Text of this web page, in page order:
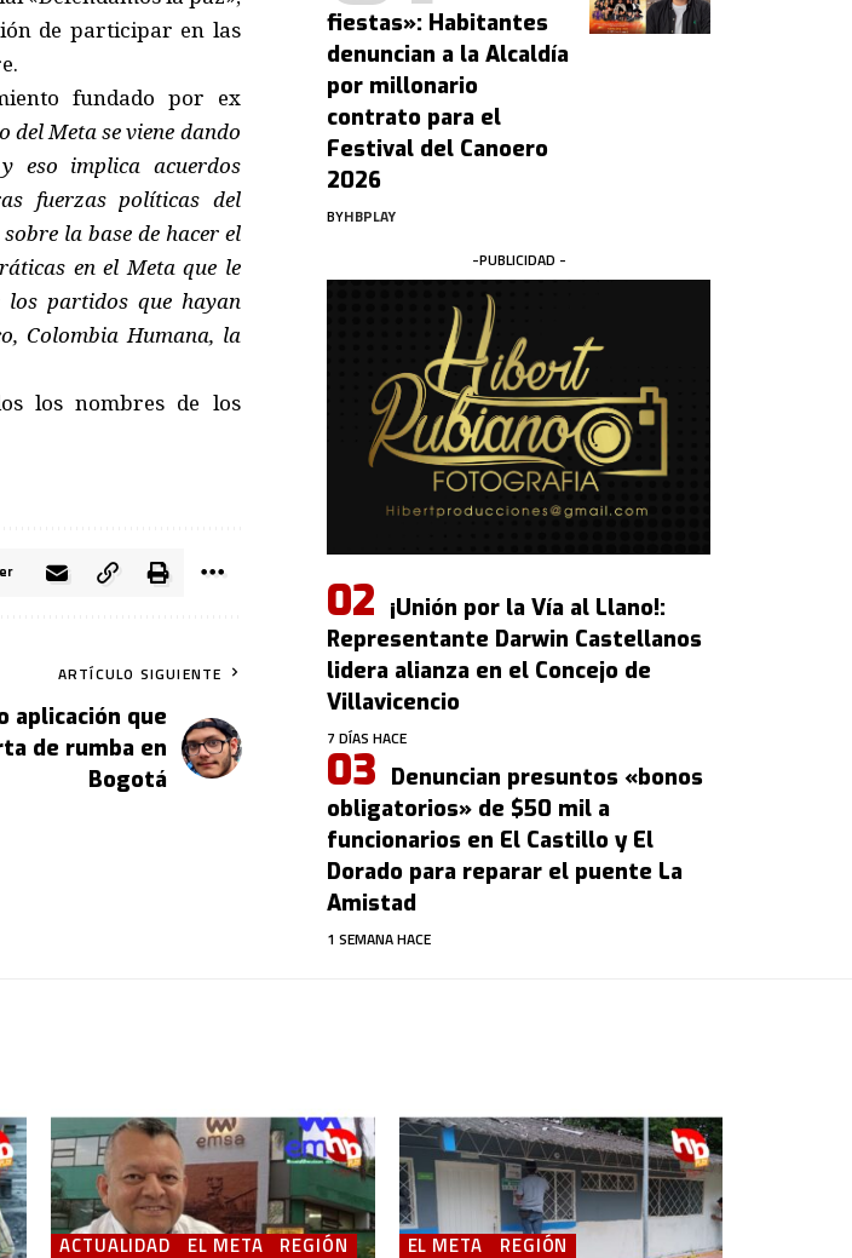
de participar en las
fundado por ex
Meta se viene dando
eso implica acuerdos
fuerzas políticas del
la base de hacer el
en el Meta que le
los partidos que hayan
Colombia Humana, la
los nombres de los
ARTÍCULO SIGUIENTE
aplicación que
de rumba en
Bogotá
fiestas»: Habitantes
denuncian a la Alcaldía
por millonario
contrato para el
Festival del Canoero
2026
BYHBPLAY
-PUBLICIDAD -
¡Unión por la Vía al Llano!:
Representante Darwin Castellanos
lidera alianza en el Concejo de
Villavicencio
7 DÍAS HACE
Denuncian presuntos «bonos
obligatorios» de $50 mil a
funcionarios en El Castillo y El
Dorado para reparar el puente La
Amistad
1 SEMANA HACE
ACTUALIDAD EL META
REGIÓN
EL META
REGIÓN